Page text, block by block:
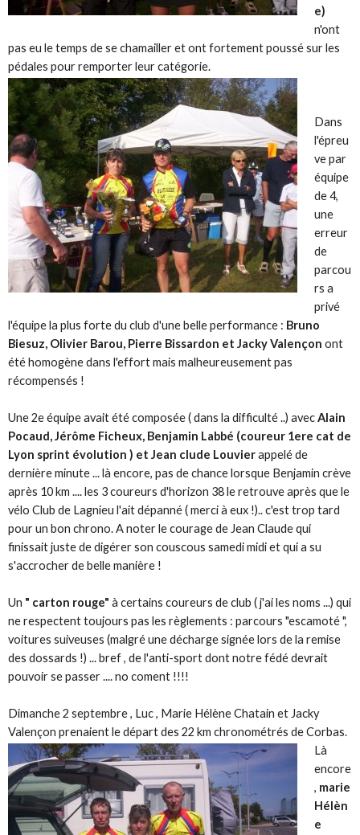
e)
n'ont
pas eu le temps de se chamailler et ont fortement poussé sur les
pédales pour remporter leur catégorie.
Dans
l'épreu
ve par
équipe
de 4,
une
erreur
de
parcou
rs a
privé
l'équipe la plus forte du club d'une belle performance : Bruno
Biesuz, Olivier Barou, Pierre Bissardon et Jacky Valençon ont
été homogène dans l'effort mais malheureusement pas
récompensés !
Une 2e équipe avait été composée ( dans la difficulté ..) avecAlain
Pocaud, Jérôme Ficheux, Benjamin Labbé (coureur 1ere cat de
Lyon sprint évolution ) et Jean clude Louvierappelé de
dernière minute ... là encore, pas de chance lorsque Benjamin crève
après 10 km .... les 3 coureurs d'horizon 38 le retrouve après que le
vélo Club de Lagnieu l'ait dépanné ( merci à eux !).. c'est trop tard
pour un bon chrono. A noter le courage de Jean Claude qui
finissait juste de digérer son couscous samedi midi et qui a su
s'accrocher de belle manière !
Un " carton rouge" à certains coureurs de club ( j'ai les noms ...) qui
ne respectent toujours pas les règlements : parcours "escamoté ",
voitures suiveuses (malgré une décharge signée lors de la remise
des dossards !) ... bref , de l'anti-sport dont notre fédé devrait
pouvoir se passer .... no coment !!!!
Dimanche 2 septembre , Luc , Marie Hélène Chatain et Jacky
Valençon prenaient le départ des 22 km chronométrés de Corbas.
Là
encore
, marie
Hélèn
e